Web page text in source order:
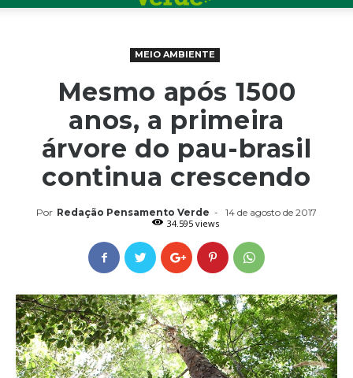
MEIO AMBIENTE
Mesmo após 1500
anos, a primeira
árvore do pau-brasil
continua crescendo
Por Redação Pensamento Verde -
14 de agosto de 2017
34.595 views